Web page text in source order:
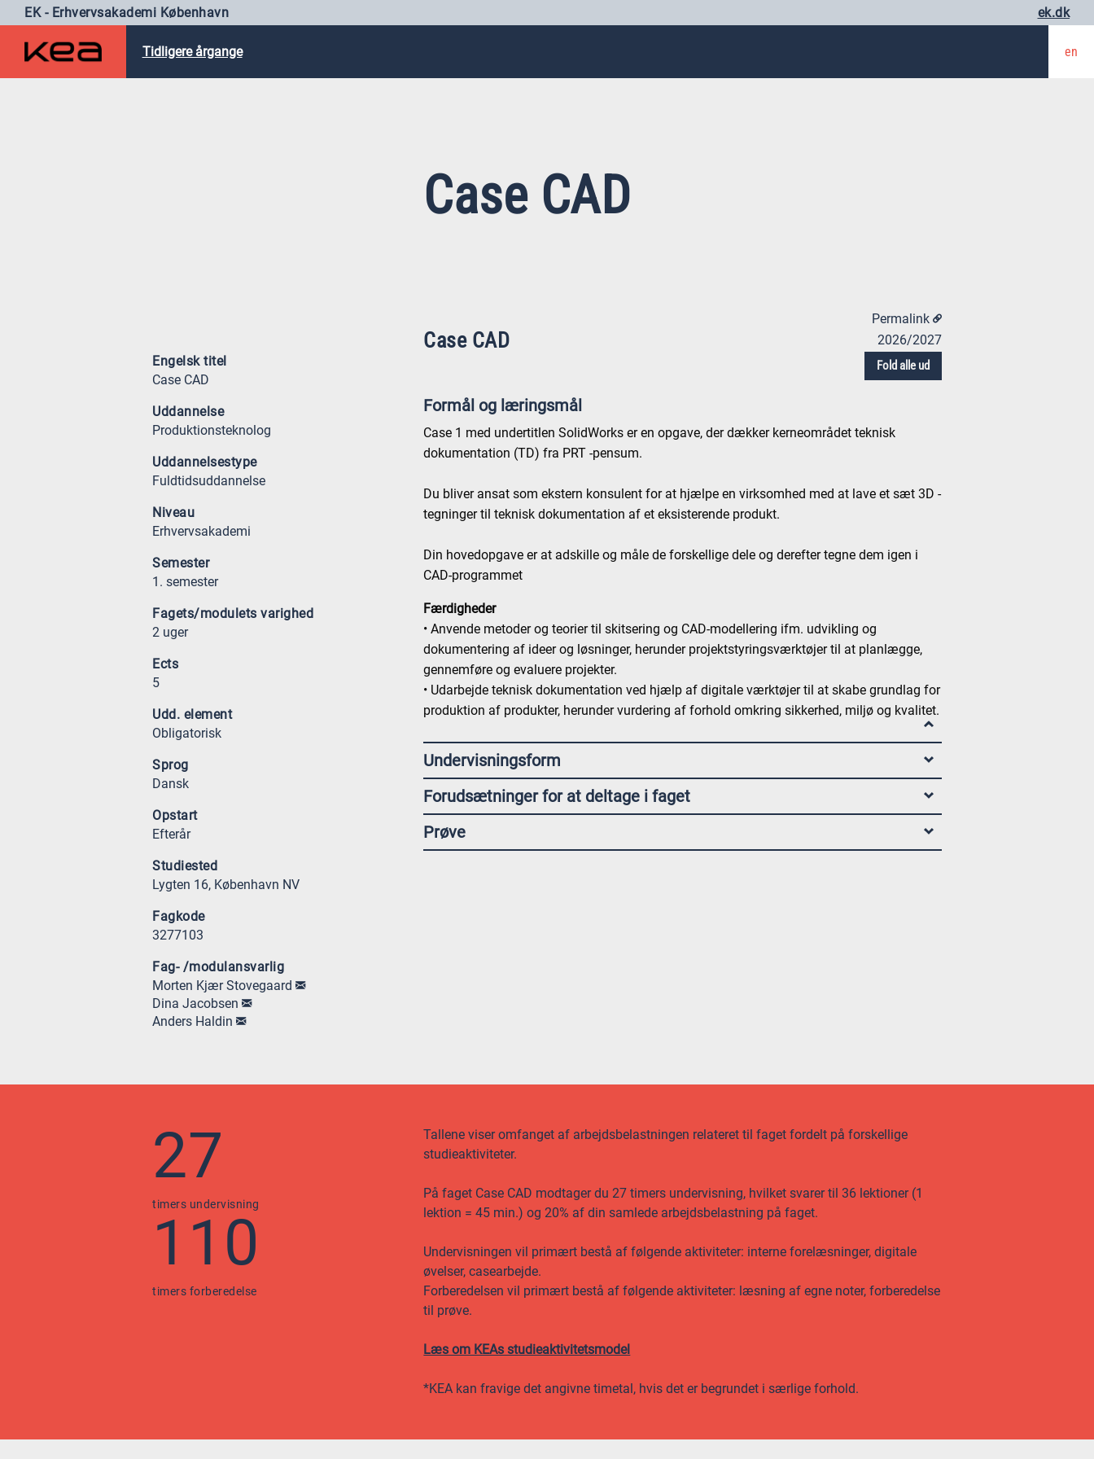
EK - Erhvervsakademi København ek.dk
Tidligere årgange en
Case CAD
Permalink
Case CAD
2026/2027
Engelsk titel
Case CAD
Uddannelse
Produktionsteknolog
Uddannelsestype
Fuldtidsuddannelse
Niveau
Erhvervsakademi
Semester
1. semester
Fagets/modulets varighed
2 uger
Ects
5
Udd. element
Obligatorisk
Sprog
Dansk
Opstart
Efterår
Studiested
Lygten 16, København NV
Fagkode
3277103
Fag- /modulansvarlig
Morten Kjær Stovegaard
Dina Jacobsen
Anders Haldin
Fold alle ud
Formål og læringsmål
Case 1 med undertitlen SolidWorks er en opgave, der dækker kerneområdet teknisk
dokumentation (TD) fra PRT -pensum.
Du bliver ansat som ekstern konsulent for at hjælpe en virksomhed med at lave et sæt 3D -
tegninger til teknisk dokumentation af et eksisterende produkt.
Din hovedopgave er at adskille og måle de forskellige dele og derefter tegne dem igen i
CAD-programmet
Færdigheder
• Anvende metoder og teorier til skitsering og CAD-modellering ifm. udvikling og
dokumentering af ideer og løsninger, herunder projektstyringsværktøjer til at planlægge,
gennemføre og evaluere projekter.
• Udarbejde teknisk dokumentation ved hjælp af digitale værktøjer til at skabe grundlag for
produktion af produkter, herunder vurdering af forhold omkring sikkerhed, miljø og kvalitet.
Undervisningsform
Forudsætninger for at deltage i faget
Prøve
27
timers undervisning
110
timers forberedelse
Tallene viser omfanget af arbejdsbelastningen relateret til faget fordelt på forskellige
studieaktiviteter.
På faget Case CAD modtager du 27 timers undervisning, hvilket svarer til 36 lektioner (1
lektion = 45 min.) og 20% af din samlede arbejdsbelastning på faget.
Undervisningen vil primært bestå af følgende aktiviteter: interne forelæsninger, digitale
øvelser, casearbejde.
Forberedelsen vil primært bestå af følgende aktiviteter: læsning af egne noter, forberedelse
til prøve.
Læs om KEAs studieaktivitetsmodel
*KEA kan fravige det angivne timetal, hvis det er begrundet i særlige forhold.